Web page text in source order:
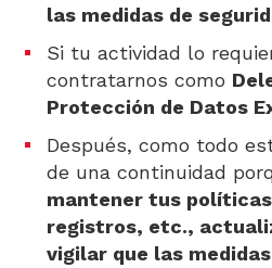
las medidas de
Si tu actividad lo
contratarnos como
Protección de Datos
Después, como todo
de una continuidad
mantener tus
registros, etc.,
vigilar que las